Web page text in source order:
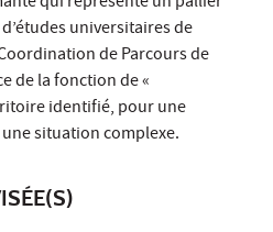
universitaires de
de Parcours de
de la fonction de «
identifié, pour une
situation complexe.